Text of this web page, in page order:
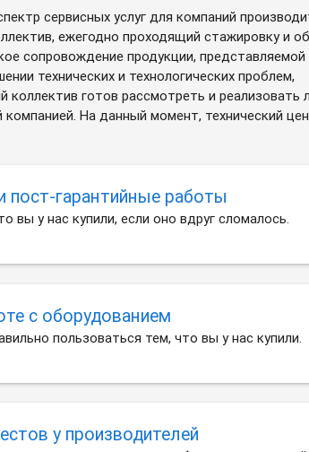
сервисных услуг для компаний
ежегодно проходящий стажировку и
сопровождение продукции,
технических и технологических проблем,
коллектив готов рассмотреть и реализовать
На данный момент, технический
пост-гарантийные работы
вы у нас купили, если оно вдруг сломалось.
с оборудованием
пользоваться тем, что вы у нас купили.
у производителей